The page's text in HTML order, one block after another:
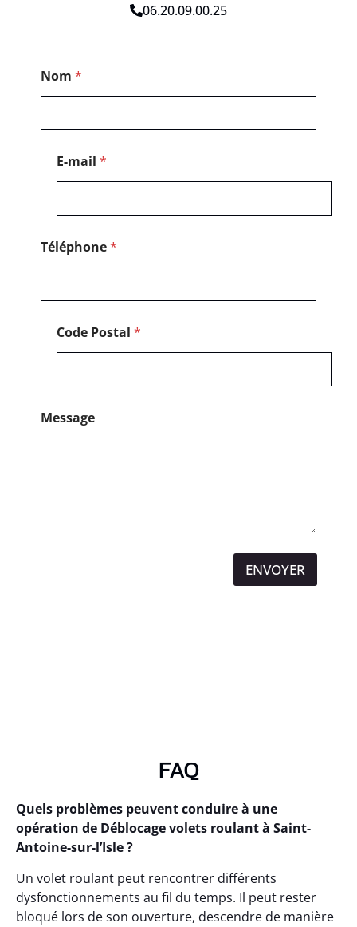
06.20.09.00.25
Nom *
E-mail *
Téléphone*
Code Postal *
Message
ENVOYER
FAQ
Quels problèmes peuvent conduire à une
opération de Déblocage volets roulant à Saint-
Antoine-sur-l’Isle ?
Un volet roulant peut rencontrer différents
dysfonctionnements au fil du temps. Il peut rester
bloqué lors de son ouverture, descendre de manière